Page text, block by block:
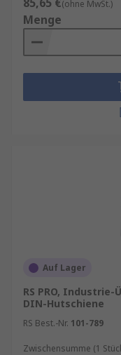
(ohne MwSt.)
Menge
Auf Lager
RS PRO,
DIN-Hutschiene
RS Best.-Nr. 101-789
Zwischensumme (1